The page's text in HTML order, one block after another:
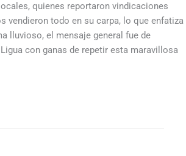
quienes reportaron vindicaciones
vendieron todo en su carpa, lo que enfatiza
lluvioso, el mensaje general fue de
con ganas de repetir esta maravillosa